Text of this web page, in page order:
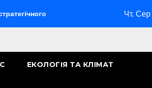
бомбардувальника Скільки
Чт.
ЕКОЛОГІЯ ТА КЛІМАТ